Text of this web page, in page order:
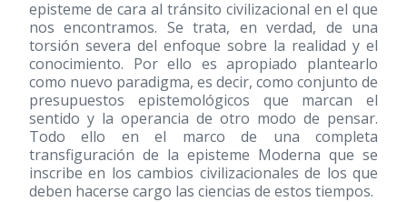
episteme de cara al tránsito civilizacional en el que
nos encontramos. Se trata, en verdad, de una
torsión severa del enfoque sobre la realidad y el
conocimiento. Por ello es apropiado plantearlo
como nuevo paradigma, es decir, como conjunto de
presupuestos epistemológicos que marcan el
sentido y la operancia de otro modo de pensar.
Todo ello en el marco de una completa
transfiguración de la episteme Moderna que se
inscribe en los cambios civilizacionales de los que
deben hacerse cargo las ciencias de estos tiempos.